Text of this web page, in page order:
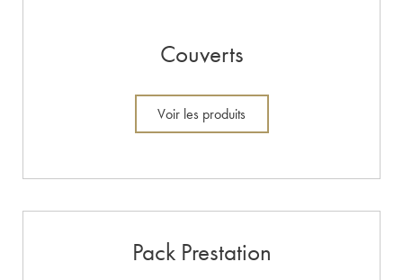
Couverts
Voir les produits
Pack Prestation